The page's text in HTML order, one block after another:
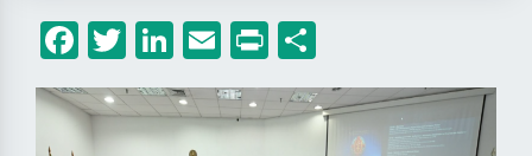
Facebook
Twitter
LinkedIn
Email
Print